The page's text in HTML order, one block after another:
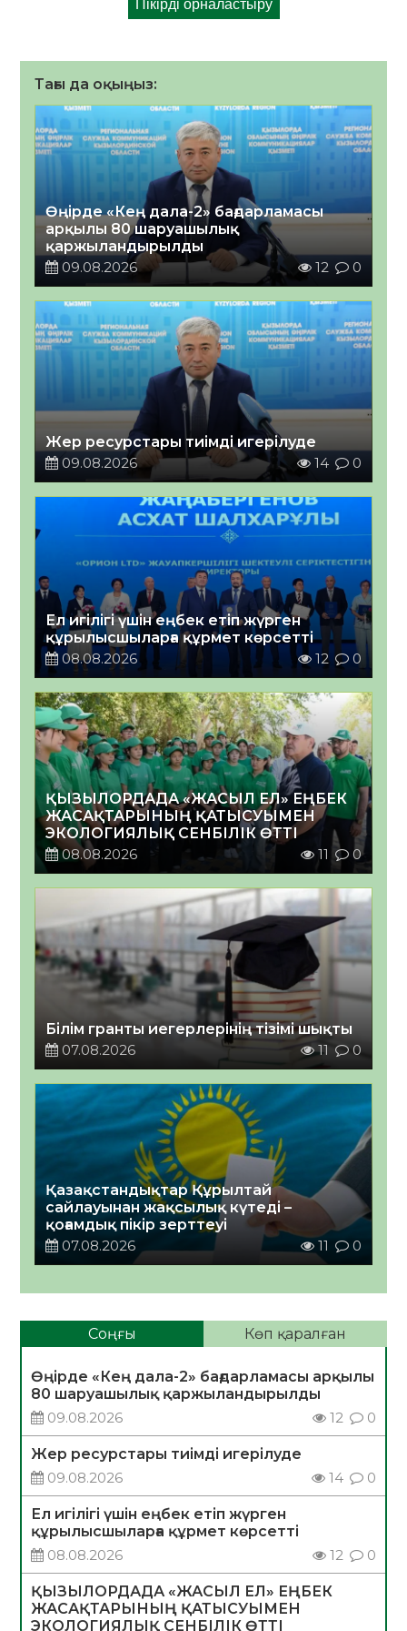
Тағы да оқыңыз:
Өңірде «Кең дала-2» бағдарламасы
арқылы 80 шаруашылық
қаржыландырылды
09.08.2026
12 0
Жер ресурстары тиімді игерілуде
09.08.2026
14 0
Ел игілігі үшін еңбек етіп жүрген
құрылысшыларға құрмет көрсетті
08.08.2026
12 0
ҚЫЗЫЛОРДАДА «ЖАСЫЛ ЕЛ» ЕҢБЕК
ЖАСАҚТАРЫНЫҢ ҚАТЫСУЫМЕН
ЭКОЛОГИЯЛЫҚ СЕНБІЛІК ӨТТІ
08.08.2026
11 0
Білім гранты иегерлерінің тізімі шықты
07.08.2026
11 0
Қазақстандықтар Құрылтай
сайлауынан жақсылық күтеді –
қоғамдық пікір зерттеуі
07.08.2026
11 0
Соңғы Көп қаралған
Өңірде «Кең дала-2» бағдарламасы арқылы
80 шаруашылық қаржыландырылды
09.08.2026
12 0
Жер ресурстары тиімді игерілуде
09.08.2026
14 0
Ел игілігі үшін еңбек етіп жүрген
құрылысшыларға құрмет көрсетті
08.08.2026
12 0
ҚЫЗЫЛОРДАДА «ЖАСЫЛ ЕЛ» ЕҢБЕК
ЖАСАҚТАРЫНЫҢ ҚАТЫСУЫМЕН
ЭКОЛОГИЯЛЫҚ СЕНБІЛІК ӨТТІ